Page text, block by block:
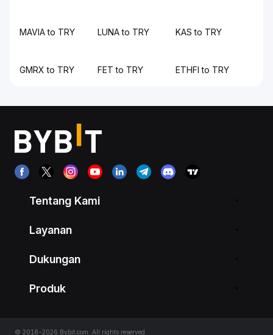
MAVIA to TRY LUNA to TRY KAS to TRY
GMRX to TRY FET to TRY ETHFI to TRY
Tentang Kami
Layanan
Dukungan
Produk
© 2018-2026 Bybit.com. All rights reserved.